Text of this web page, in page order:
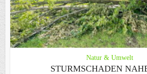
Natur & Umwelt
STURMSCHADEN